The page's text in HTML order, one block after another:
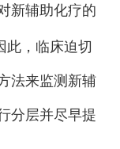
新辅助化疗的
此，临床迫切
法来监测新辅
分层并尽早提